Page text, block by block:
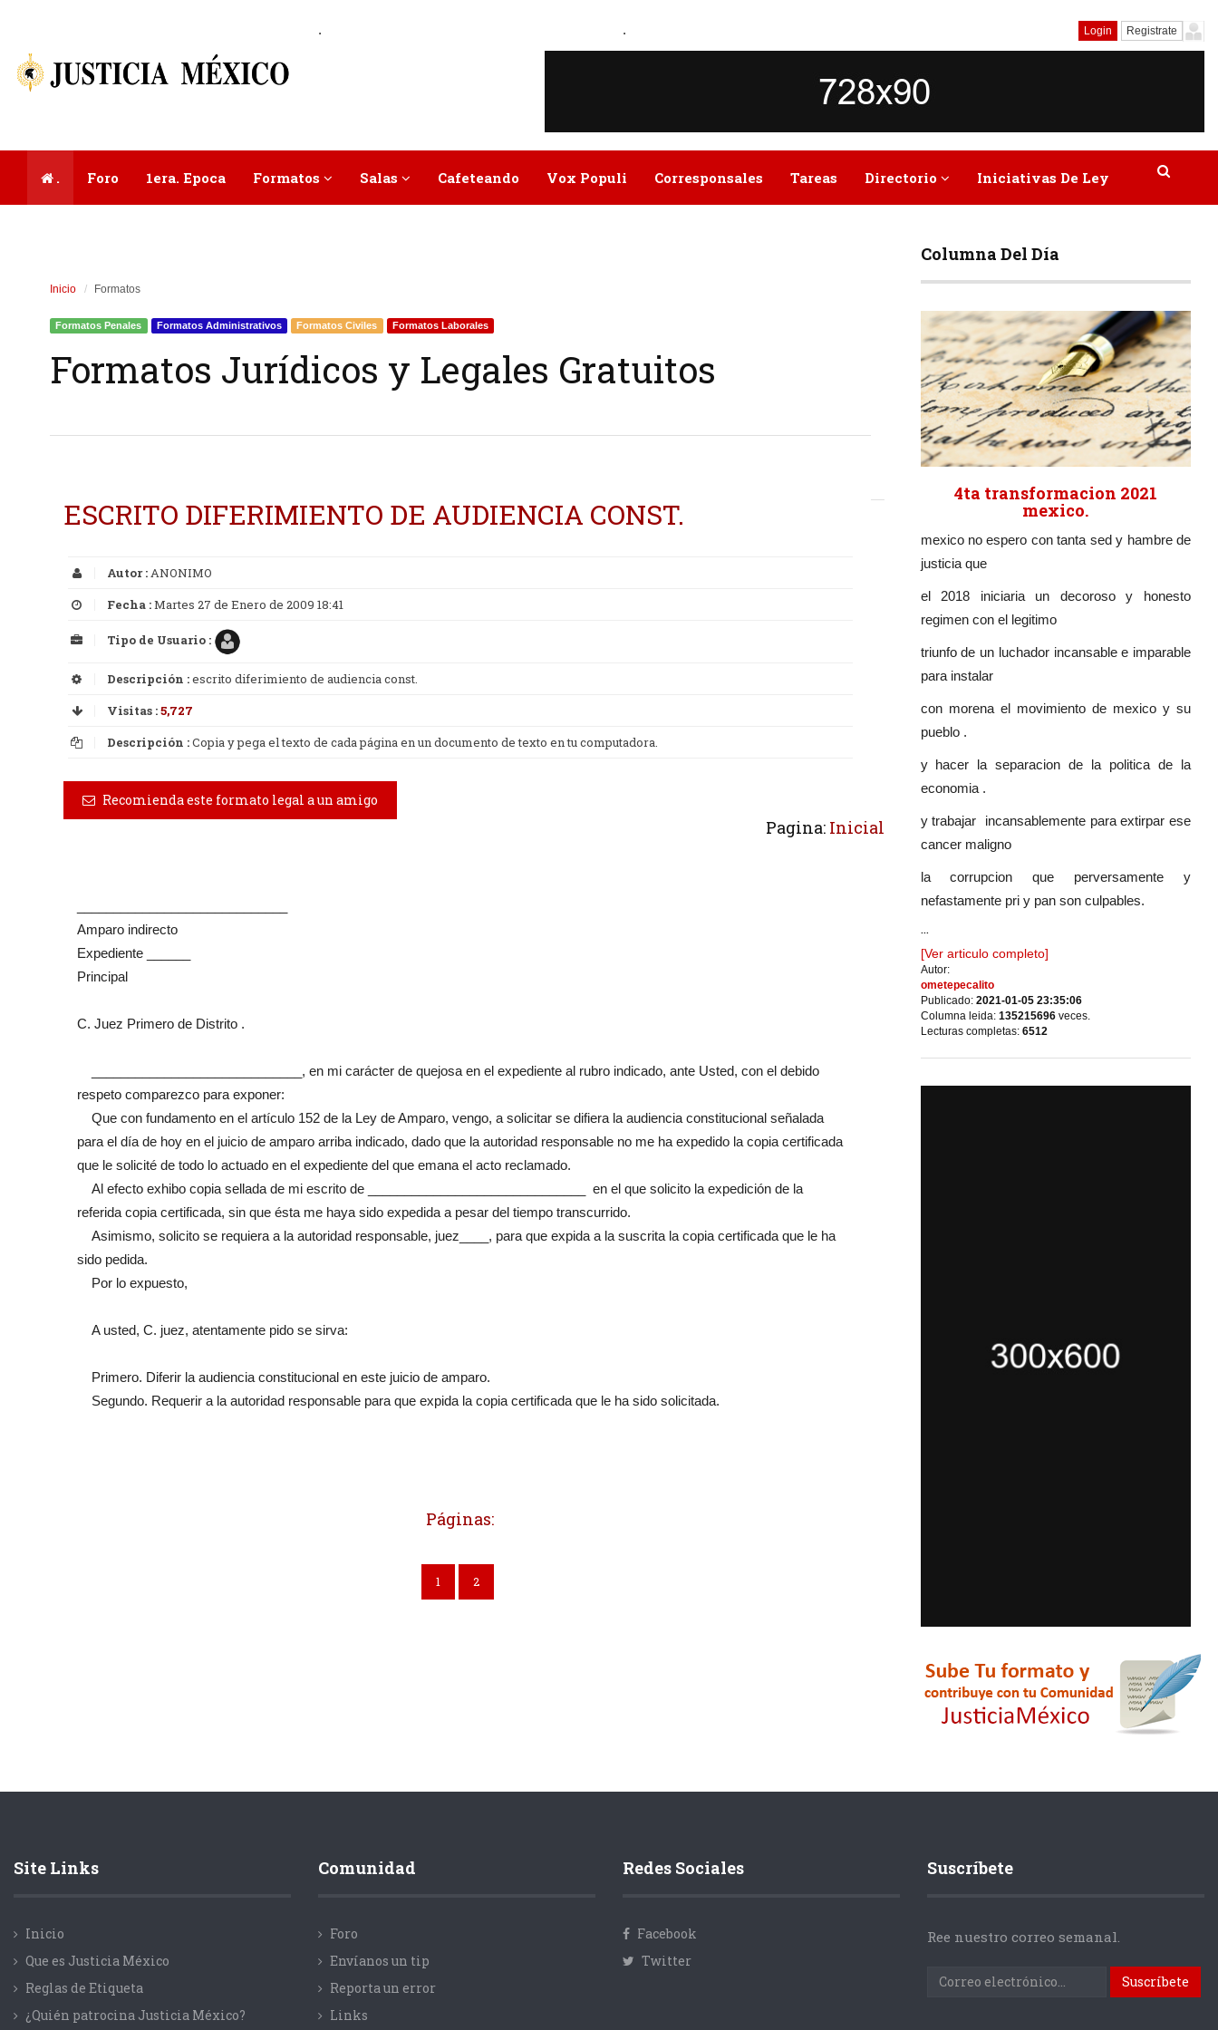
. . Login Registrate
. Foro 1era. Epoca Formatos Salas Cafeteando Vox Populi Corresponsales Tareas Directorio Iniciativas De Ley
Inicio Formatos
Formatos Penales Formatos Administrativos Formatos Civiles Formatos Laborales
Formatos Jurídicos y Legales Gratuitos
ESCRITO DIFERIMIENTO DE AUDIENCIA CONST.
Autor :ANONIMO
Fecha :Martes 27 de Enero de 2009 18:41
Tipo de Usuario :
Descripción :escrito diferimiento de audiencia const.
Visitas :5,727
Descripción :Copia y pega el texto de cada página en un documento de texto en tu computadora.
Recomienda este formato legal a un amigo
Pagina: Inicial
Amparo indirecto
Expediente ______
Principal
C. Juez Primero de Distrito .
_____________________________, en mi carácter de quejosa en el expediente al rubro indicado, ante Usted, con el debido
respeto comparezco para exponer:
Que con fundamento en el artículo 152 de la Ley de Amparo, vengo, a solicitar se difiera la audiencia constitucional señalada
para el día de hoy en el juicio de amparo arriba indicado, dado que la autoridad responsable no me ha expedido la copia certificada
que le solicité de todo lo actuado en el expediente del que emana el acto reclamado.
Al efecto exhibo copia sellada de mi escrito de ______________________________ en el que solicito la expedición de la
referida copia certificada, sin que ésta me haya sido expedida a pesar del tiempo transcurrido.
Asimismo, solicito se requiera a la autoridad responsable, juez____, para que expida a la suscrita la copia certificada que le ha
sido pedida.
Por lo expuesto,
A usted, C. juez, atentamente pido se sirva:
Primero. Diferir la audiencia constitucional en este juicio de amparo.
Segundo. Requerir a la autoridad responsable para que expida la copia certificada que le ha sido solicitada.
Páginas:
1 2
Columna Del Día
4ta transformacion 2021
mexico.
mexico no espero con tanta sed y hambre de
justicia que
el 2018 iniciaria un decoroso y honesto
regimen con el legitimo
triunfo de un luchador incansable e imparable
para instalar
con morena el movimiento de mexico y su
pueblo .
y hacer la separacion de la politica de la
economia .
y trabajar incansablemente para extirpar ese
cancer maligno
la corrupcion que perversamente y
nefastamente pri y pan son culpables.
...
[Ver articulo completo]
Autor:
ometepecalito
Publicado: 2021-01-05 23:35:06
Columna leida: 135215696veces.
Lecturas completas: 6512
Site Links
Inicio
Que es Justicia México
Reglas de Etiqueta
¿Quién patrocina Justicia México?
Comunidad
Foro
Envíanos un tip
Reporta un error
Links
Redes Sociales
Facebook
Twitter
Suscríbete
Ree nuestro correo semanal.